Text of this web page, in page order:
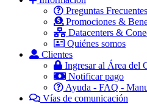
Preguntas
Promociones &
Datacenters &
Quiénes somos
Clientes
Ingresar al Área del
Notificar pago
Ayuda - FAQ -
Vías de comunicación